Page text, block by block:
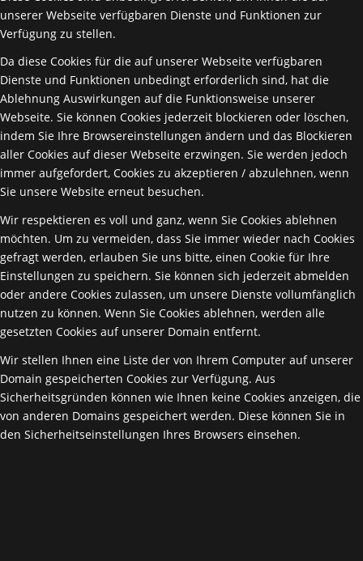
unserer Webseite verfügbaren Dienste und Funktionen zur
Verfügung zu stellen.
Da diese Cookies für die auf unserer Webseite verfügbaren
Dienste und Funktionen unbedingt erforderlich sind, hat die
Ablehnung Auswirkungen auf die Funktionsweise unserer
Webseite. Sie können Cookies jederzeit blockieren oder löschen,
indem Sie Ihre Browsereinstellungen ändern und das Blockieren
aller Cookies auf dieser Webseite erzwingen. Sie werden jedoch
immer aufgefordert, Cookies zu akzeptieren / abzulehnen, wenn
Sie unsere Website erneut besuchen.
Wir respektieren es voll und ganz, wenn Sie Cookies ablehnen
möchten. Um zu vermeiden, dass Sie immer wieder nach Cookies
gefragt werden, erlauben Sie uns bitte, einen Cookie für Ihre
Einstellungen zu speichern. Sie können sich jederzeit abmelden
oder andere Cookies zulassen, um unsere Dienste vollumfänglich
nutzen zu können. Wenn Sie Cookies ablehnen, werden alle
gesetzten Cookies auf unserer Domain entfernt.
Wir stellen Ihnen eine Liste der von Ihrem Computer auf unserer
Domain gespeicherten Cookies zur Verfügung. Aus
Sicherheitsgründen können wie Ihnen keine Cookies anzeigen, die
von anderen Domains gespeichert werden. Diese können Sie in
den Sicherheitseinstellungen Ihres Browsers einsehen.